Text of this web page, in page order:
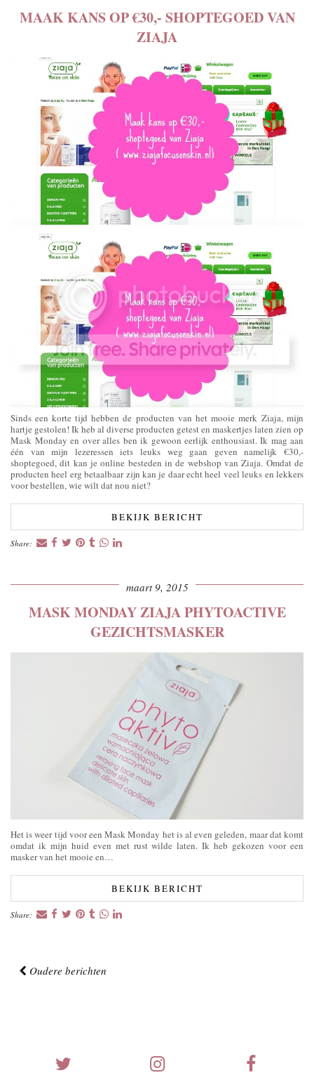
MAAK KANS OP €30,- SHOPTEGOED VAN
ZIAJA
Sinds een korte tijd hebben de producten van het mooie merk Ziaja, mijn
hartje gestolen! Ik heb al diverse producten getest en maskertjes laten zien op
Mask Monday en over alles ben ik gewoon eerlijk enthousiast. Ik mag aan
één van mijn lezeressen iets leuks weg gaan geven namelijk €30,-
shoptegoed, dit kan je online besteden in de webshop van Ziaja. Omdat de
producten heel erg betaalbaar zijn kan je daar echt heel veel leuks en lekkers
voor bestellen, wie wilt dat nou niet?
BEKIJK BERICHT
Share:
maart 9, 2015
MASK MONDAY ZIAJA PHYTOACTIVE
GEZICHTSMASKER
Het is weer tijd voor een Mask Monday het is al even geleden, maar dat komt
omdat ik mijn huid even met rust wilde laten. Ik heb gekozen voor een
masker van het mooie en…
BEKIJK BERICHT
Share:
Oudere berichten